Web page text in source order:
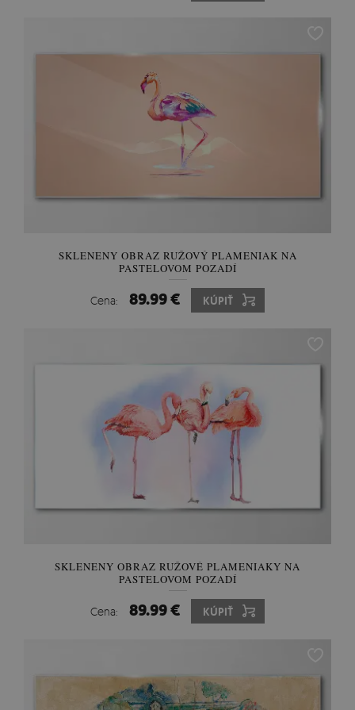
SKLENENY OBRAZ RUŽOVÝ PLAMENIAK NA
PASTELOVOM POZADÍ
Cena: 89.99 € KÚPIŤ
SKLENENY OBRAZ RUŽOVÉ PLAMENIAKY NA
PASTELOVOM POZADÍ
Cena: 89.99 € KÚPIŤ